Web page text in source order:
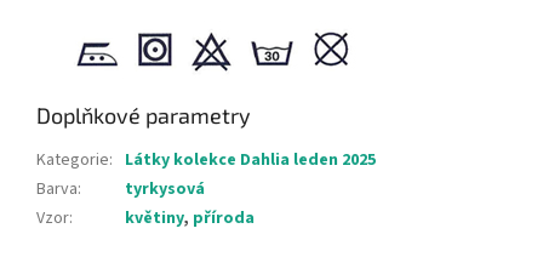
Doplňkové parametry
Kategorie: Látky kolekce Dahlia leden 2025
Barva:
tyrkysová
Vzor: květiny, příroda